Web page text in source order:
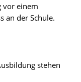
vor einem
an der Schule.
stehen